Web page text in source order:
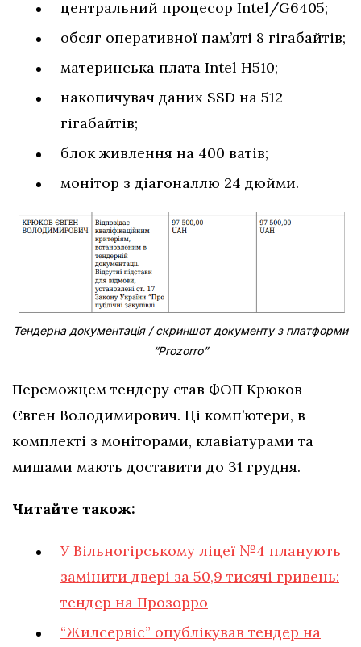
центральний процесор Intel/G6405;
обсяг оперативної пам’яті 8 гігабайтів;
материнська плата Intel H510;
накопичувач даних SSD на 512
гігабайтів;
блок живлення на 400 ватів;
монітор з діагоналлю 24 дюйми.
Тендерна документація / скриншот документу з платформи
“Prozorro”
Переможцем тендеру став ФОП Крюков
Євген Володимирович. Ці комп’ютери, в
комплекті з моніторами, клавіатурами та
мишами мають доставити до 31 грудня.
Читайте також:
У Вільногірському ліцеї №4 планують
замінити двері за 50,9 тисячі гривень:
тендер на Прозорро
“Жилсервіс” опублікував тендер на